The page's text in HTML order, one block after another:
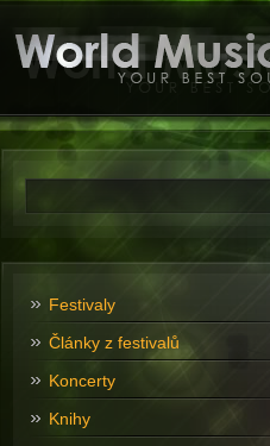
Festivaly
Články z festivalů
Koncerty
Knihy